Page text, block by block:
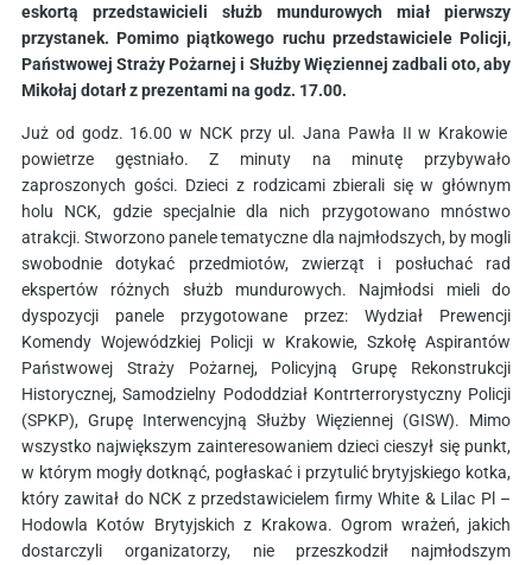
eskortą przedstawicieli służb mundurowych miał pierwszy
przystanek. Pomimo piątkowego ruchu przedstawiciele Policji,
Państwowej Straży Pożarnej i Służby Więziennej zadbali oto, aby
Mikołaj dotarł z prezentami na godz. 17.00.
Już od godz. 16.00 w NCK przy ul. Jana Pawła II w Krakowie
powietrze gęstniało. Z minuty na minutę przybywało
zaproszonych gości. Dzieci z rodzicami zbierali się w głównym
holu NCK, gdzie specjalnie dla nich przygotowano mnóstwo
atrakcji. Stworzono panele tematyczne dla najmłodszych, by mogli
swobodnie dotykać przedmiotów, zwierząt i posłuchać rad
ekspertów różnych służb mundurowych. Najmłodsi mieli do
dyspozycji panele przygotowane przez: Wydział Prewencji
Komendy Wojewódzkiej Policji w Krakowie, Szkołę Aspirantów
Państwowej Straży Pożarnej, Policyjną Grupę Rekonstrukcji
Historycznej, Samodzielny Pododdział Kontrterrorystyczny Policji
(SPKP), Grupę Interwencyjną Służby Więziennej (GISW). Mimo
wszystko największym zainteresowaniem dzieci cieszył się punkt,
w którym mogły dotknąć, pogłaskać i przytulić brytyjskiego kotka,
który zawitał do NCK z przedstawicielem firmy White & Lilac Pl –
Hodowla Kotów Brytyjskich z Krakowa. Ogrom wrażeń, jakich
dostarczyli organizatorzy, nie przeszkodził najmłodszym